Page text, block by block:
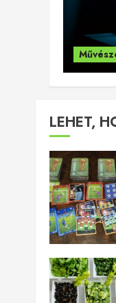
LEHET,